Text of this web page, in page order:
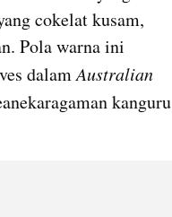
cokelat kusam,
Pola warna ini
dalam Australian
kanguru